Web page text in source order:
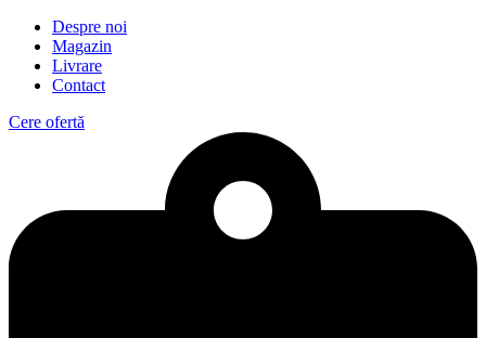
Despre noi
Magazin
Livrare
Contact
Cere ofertă